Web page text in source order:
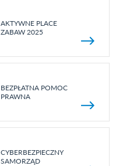
AKTYWNE PLACE
ZABAW 2025
BEZPŁATNA POMOC
PRAWNA
CYBERBEZPIECZNY
SAMORZĄD